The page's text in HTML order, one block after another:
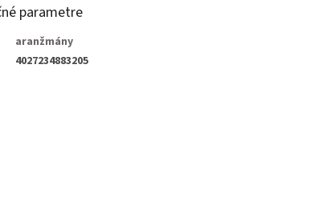
parametre
aranžmány
4027234883205